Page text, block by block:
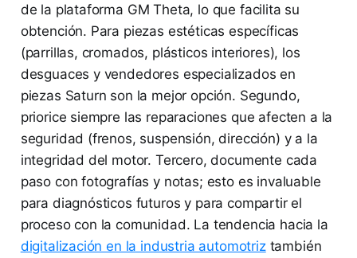
de la plataforma GM Theta, lo que facilita su
obtención. Para piezas estéticas específicas
(parrillas, cromados, plásticos interiores), los
desguaces y vendedores especializados en
piezas Saturn son la mejor opción. Segundo,
priorice siempre las reparaciones que afecten a la
seguridad (frenos, suspensión, dirección) y a la
integridad del motor. Tercero, documente cada
paso con fotografías y notas; esto es invaluable
para diagnósticos futuros y para compartir el
proceso con la comunidad. La tendencia hacia la
digitalización en la industria automotriztambién